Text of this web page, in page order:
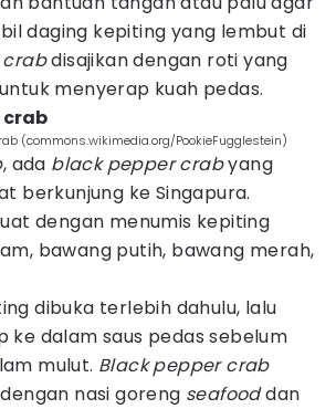
daging kepiting yang lembut di
crabdisajikan dengan roti yang
menyerap kuah pedas.
crab
(commons.wikimedia.org/PookieFugglestein)
, ada black pepper crabyang
berkunjung ke Singapura.
dengan menumis kepiting
bawang putih, bawang merah,
dibuka terlebih dahulu, lalu
ke dalam saus pedas sebelum
mulut. Black pepper crab
nasi goreng seafooddan